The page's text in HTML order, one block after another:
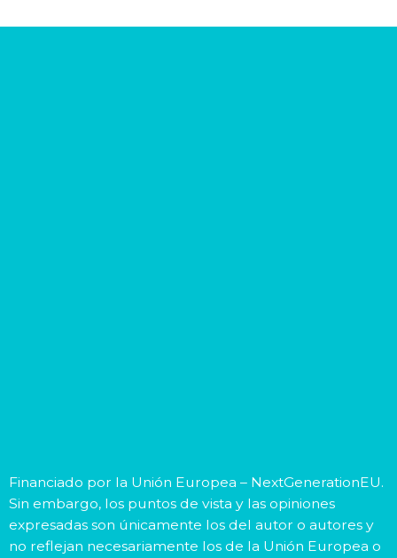
Financiado por la Unión Europea – NextGenerationEU.
Sin embargo, los puntos de vista y las opiniones
expresadas son únicamente los del autor o autores y
no reflejan necesariamente los de la Unión Europea o